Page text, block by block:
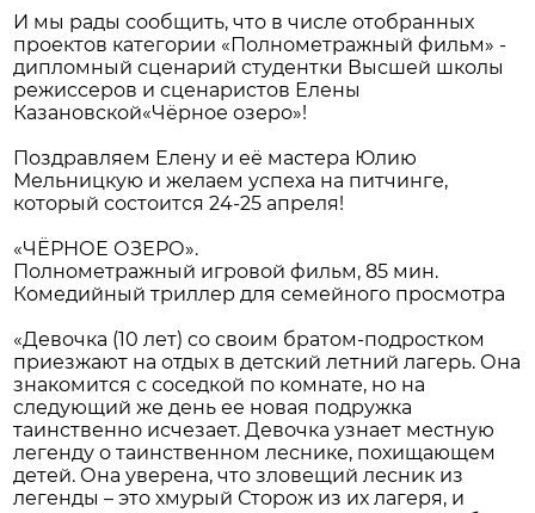
И мы рады сообщить, что в числе отобранных
проектов категории «Полнометражный фильм» -
дипломный сценарий студентки Высшей школы
режиссеров и сценаристов Елены
Казановской«Чёрное озеро»!
Поздравляем Елену и её мастера Юлию
Мельницкую и желаем успеха на питчинге,
который состоится 24-25 апреля!
«ЧЁРНОЕ ОЗЕРО».
Полнометражный игровой фильм, 85 мин.
Комедийный триллер для семейного просмотра
«Девочка (10 лет) со своим братом-подростком
приезжают на отдых в детский летний лагерь. Она
знакомится с соседкой по комнате, но на
следующий же день ее новая подружка
таинственно исчезает. Девочка узнает местную
легенду о таинственном леснике, похищающем
детей. Она уверена, что зловещий лесник из
легенды – это хмурый Сторож из их лагеря, и